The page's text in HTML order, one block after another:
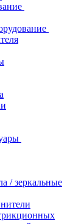
/ зеркальные